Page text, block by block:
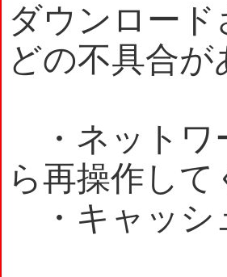
ダウンロー
どの不具合
・ネットワ
ら再操作し
・キャッシ